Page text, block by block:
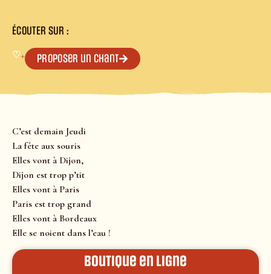
ÉCOUTER SUR :
♡+ Proposer un chant
C’est demain Jeudi
La fête aux souris
Elles vont à Dijon,
Dijon est trop p’tit
Elles vont à Paris
Paris est trop grand
Elles vont à Bordeaux
Elle se noient dans l’eau !
Boutique en ligne